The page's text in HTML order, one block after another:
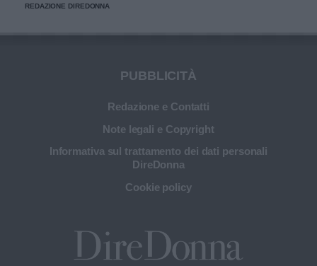
REDAZIONE DIREDONNA
PUBBLICITÀ
Redazione e Contatti
Note legali e Copyright
Informativa sul trattamento dei dati personali
DireDonna
Cookie policy